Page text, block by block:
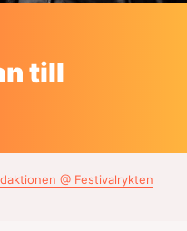
till
@ Festivalrykten